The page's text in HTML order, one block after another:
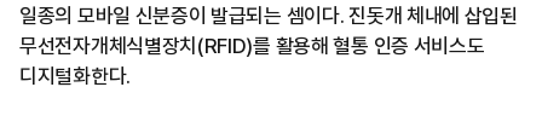
일종의 모바일 신분증이 발급되는 셈이다. 진돗개 체내에 삽입된
무선전자개체식별장치(RFID)를 활용해 혈통 인증 서비스도
디지털화한다.